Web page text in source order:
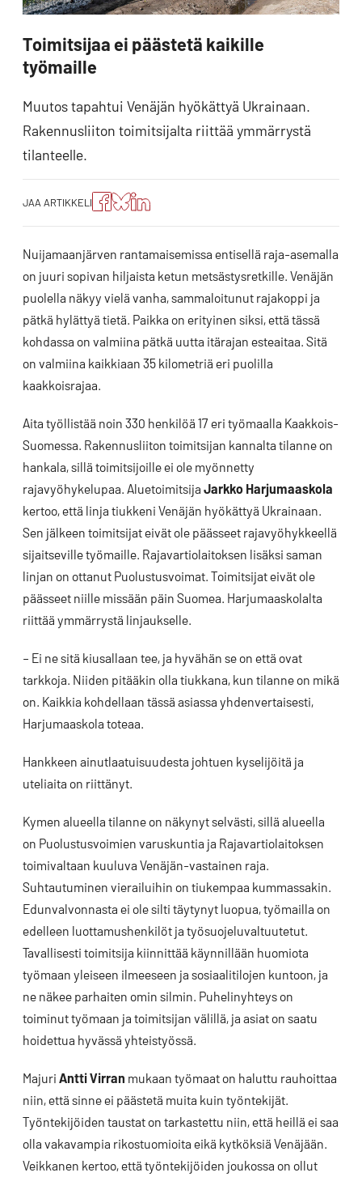
Toimitsijaa ei päästetä kaikille
työmaille
Muutos tapahtui Venäjän hyökättyä Ukrainaan.
Rakennusliiton toimitsijalta riittää ymmärrystä
tilanteelle.
JAA ARTIKKELI
Jaa
artikkeli
Facebookissa
Jaa
artikkeli
Blueskyssa
Jako:
Jaa
artikkeli
Nuijamaanjärven rantamaisemissa entisellä raja-asemalla
on juuri sopivan hiljaista ketun metsästysretkille. Venäjän
puolella näkyy vielä vanha, sammaloitunut rajakoppi ja
pätkä hylättyä tietä. Paikka on erityinen siksi, että tässä
kohdassa on valmiina pätkä uutta itärajan esteaitaa. Sitä
on valmiina kaikkiaan 35 kilometriä eri puolilla
kaakkoisrajaa.
Aita työllistää noin 330 henkilöä 17 eri työmaalla Kaakkois-
Suomessa. Rakennusliiton toimitsijan kannalta tilanne on
hankala, sillä toimitsijoille ei ole myönnetty
rajavyöhykelupaa. Aluetoimitsija Jarkko Harjumaaskola
kertoo, että linja tiukkeni Venäjän hyökättyä Ukrainaan.
Sen jälkeen toimitsijat eivät ole päässeet rajavyöhykkeellä
sijaitseville työmaille. Rajavartiolaitoksen lisäksi saman
linjan on ottanut Puolustusvoimat. Toimitsijat eivät ole
päässeet niille missään päin Suomea. Harjumaaskolalta
riittää ymmärrystä linjaukselle.
– Ei ne sitä kiusallaan tee, ja hyvähän se on että ovat
tarkkoja. Niiden pitääkin olla tiukkana, kun tilanne on mikä
on. Kaikkia kohdellaan tässä asiassa yhdenvertaisesti,
Harjumaaskola toteaa.
Hankkeen ainutlaatuisuudesta johtuen kyselijöitä ja
uteliaita on riittänyt.
Kymen alueella tilanne on näkynyt selvästi, sillä alueella
on Puolustusvoimien varuskuntia ja Rajavartiolaitoksen
toimivaltaan kuuluva Venäjän-vastainen raja.
Suhtautuminen vierailuihin on tiukempaa kummassakin.
Edunvalvonnasta ei ole silti täytynyt luopua, työmailla on
edelleen luottamushenkilöt ja työsuojeluvaltuutetut.
Tavallisesti toimitsija kiinnittää käynnillään huomiota
työmaan yleiseen ilmeeseen ja sosiaalitilojen kuntoon, ja
ne näkee parhaiten omin silmin. Puhelinyhteys on
toiminut työmaan ja toimitsijan välillä, ja asiat on saatu
hoidettua hyvässä yhteistyössä.
Majuri Antti Virran mukaan työmaat on haluttu rauhoittaa
niin, että sinne ei päästetä muita kuin työntekijät.
Työntekijöiden taustat on tarkastettu niin, että heillä ei saa
olla vakavampia rikostuomioita eikä kytköksiä Venäjään.
Veikkanen kertoo, että työntekijöiden joukossa on ollut